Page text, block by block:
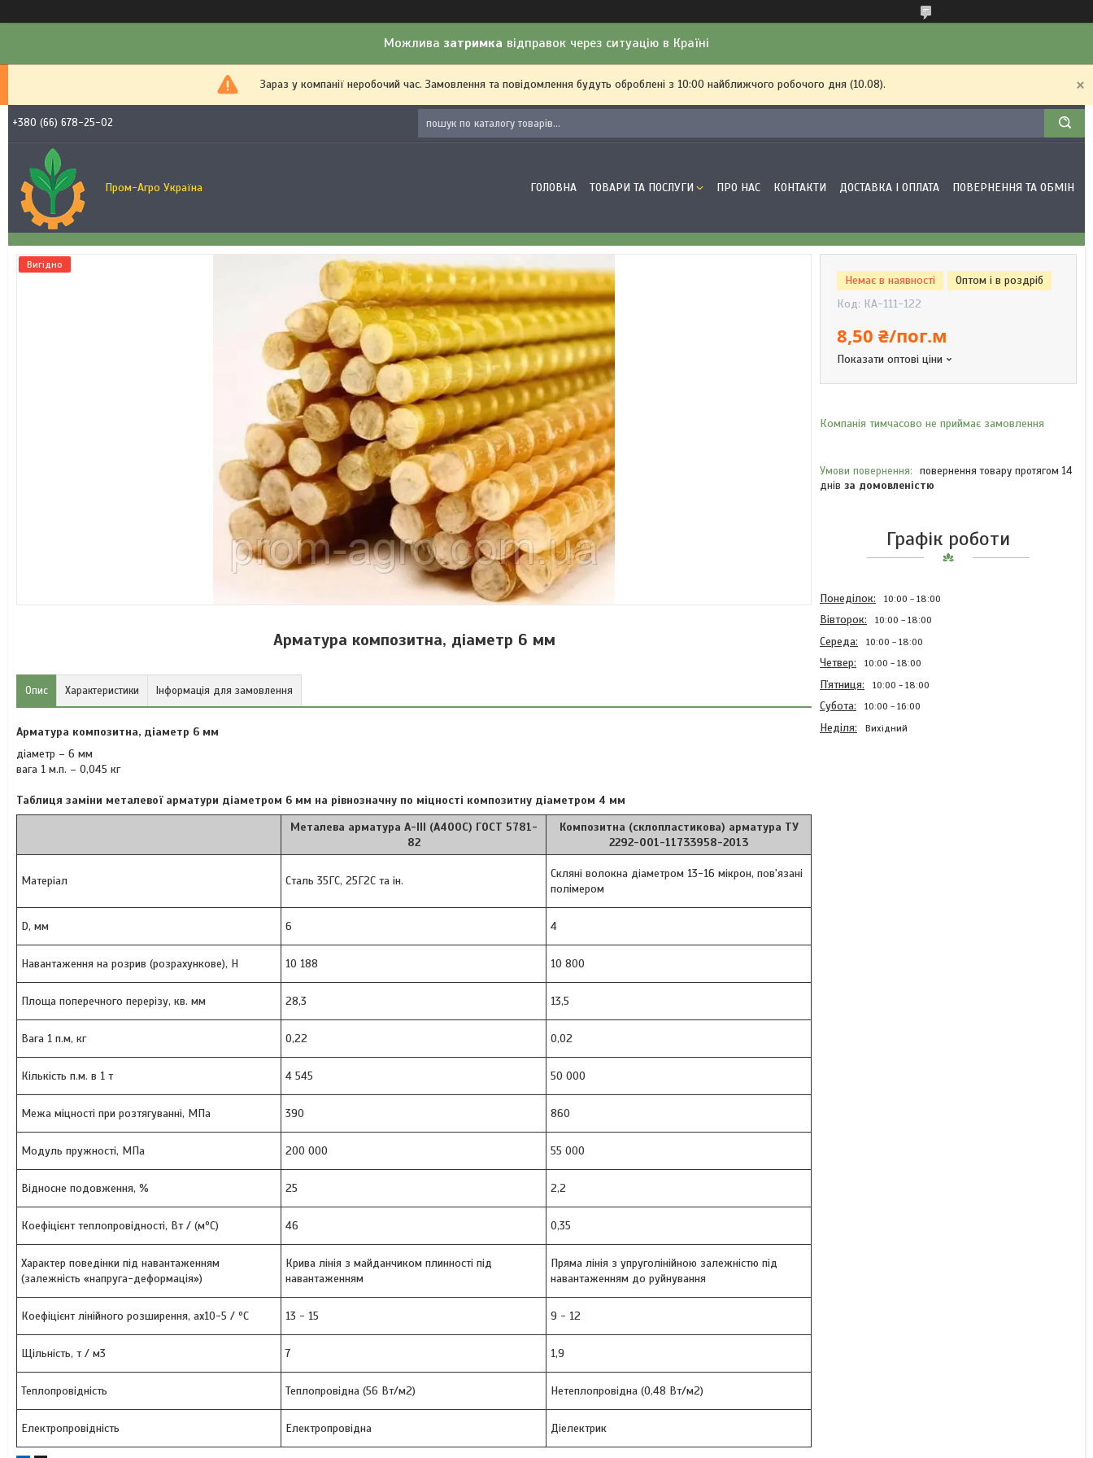
Можлива затримка відправок через ситуацію в Країні
Зараз у компанії неробочий час. Замовлення та повідомлення будуть оброблені з 10:00 найближчого робочого дня (10.08).
+380 (66) 678-25-02
Пром-Агро Україна ГОЛОВНА ТОВАРИ ТА ПОСЛУГИ ПРО НАС КОНТАКТИ ДОСТАВКА І ОПЛАТА ПОВЕРНЕННЯ ТА ОБМІН
Вигідно
Арматура композитна, діаметр 6 мм
Опис Характеристики Інформація для замовлення
Арматура композитна, діаметр 6 мм
діаметр – 6 мм
вага 1 м.п. – 0,045 кг
Таблиця заміни металевої арматури діаметром 6 мм на рівнозначну по міцності композитну діаметром 4 мм
Металева арматура А-III (А400С) ГОСТ 5781-
82
Композитна (склопластикова) арматура ТУ
2292-001-11733958-2013
Матеріал Сталь 35ГС, 25Г2С та ін.
Скляні волокна діаметром 13-16 мікрон, пов'язані
полімером
D, мм 6 4
Навантаження на розрив (розрахункове), Н 10 188 10 800
Площа поперечного перерізу, кв. мм 28,3 13,5
Вага 1 п.м, кг 0,22 0,02
Кількість п.м. в 1 т 4 545 50 000
Межа міцності при розтягуванні, МПа 390 860
Модуль пружності, МПа 200 000 55 000
Відносне подовження, % 25 2,2
Коефіцієнт теплопровідності, Вт / (мºС) 46 0,35
Характер поведінки під навантаженням
(залежність «напруга-деформація»)
Крива лінія з майданчиком плинності під
навантаженням
Пряма лінія з упруголінійною залежністю під
навантаженням до руйнування
Коефіцієнт лінійного розширення, ах10-5 / ºС 13 - 15 9 - 12
Щільність, т / м3 7 1,9
Теплопровідність Теплопровідна (56 Вт/м2) Нетеплопровідна (0,48 Вт/м2)
Електропровідність Електропровідна Діелектрик
Немає в наявності
Оптом і в роздріб
Код: КА-111-122
8,50 ₴/пог.м
Показати оптові ціни
Компанія тимчасово не приймає замовлення
повернення товару протягом 14
днів за домовленістю
Графік роботи
Понеділок 10:00 18:00
Вівторок 10:00 18:00
Середа 10:00 18:00
Четвер 10:00 18:00
Пʼятниця 10:00 18:00
Субота 10:00 16:00
Неділя Вихідний